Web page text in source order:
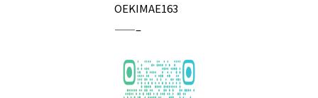
OEKIMAE163
——–